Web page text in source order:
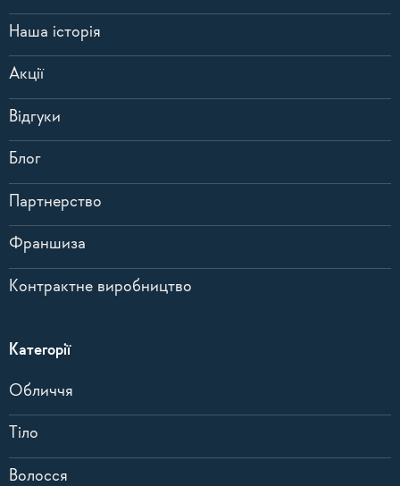
Наша історія
Акції
Відгуки
Блог
Партнерство
Франшиза
Контрактне виробництво
Категорії
Обличчя
Тіло
Волосся